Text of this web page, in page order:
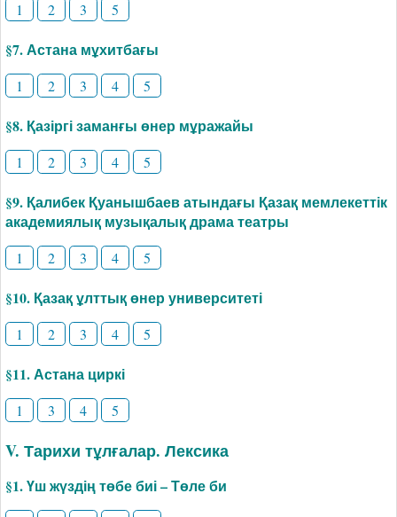
1 2 3 5
§7. Астана мұхитбағы
1 2 3 4 5
§8. Қазіргі заманғы өнер мұражайы
1 2 3 4 5
§9. Қалибек Қуанышбаев атындағы Қазақ мемлекеттік
академиялық музықалық драма театры
1 2 3 4 5
§10. Қазақ ұлттық өнер университеті
1 2 3 4 5
§11. Астана циркі
1 3 4 5
V. Тарихи тұлғалар. Лексика
§1. Үш жүздің төбе биі – Төле би